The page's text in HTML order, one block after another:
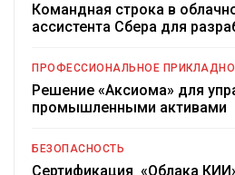
Командная строка в
ассистента Сбера для
ПРОФЕССИОНАЛЬНОЕ
Решение «Аксиома» для
промышленными активами
БЕЗОПАСНОСТЬ
Сертификация «Облака